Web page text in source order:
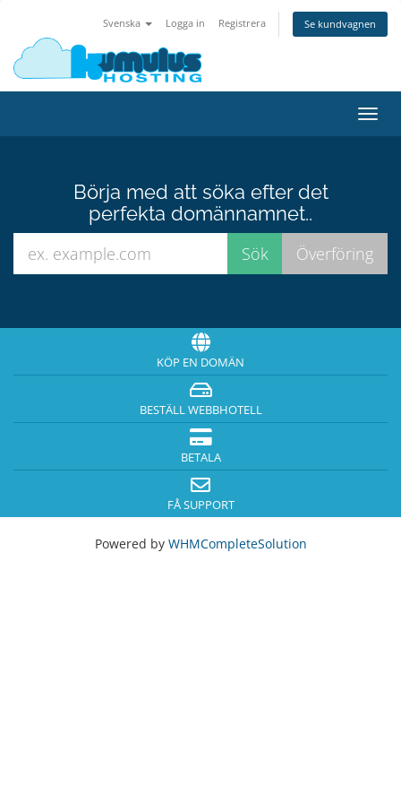
Svenska Logga in Registrera Se kundvagnen
Växla
Börja med att söka efter det
perfekta domännamnet..
KÖP EN DOMÄN
BESTÄLL WEBBHOTELL
BETALA
FÅ SUPPORT
Powered by WHMCompleteSolution